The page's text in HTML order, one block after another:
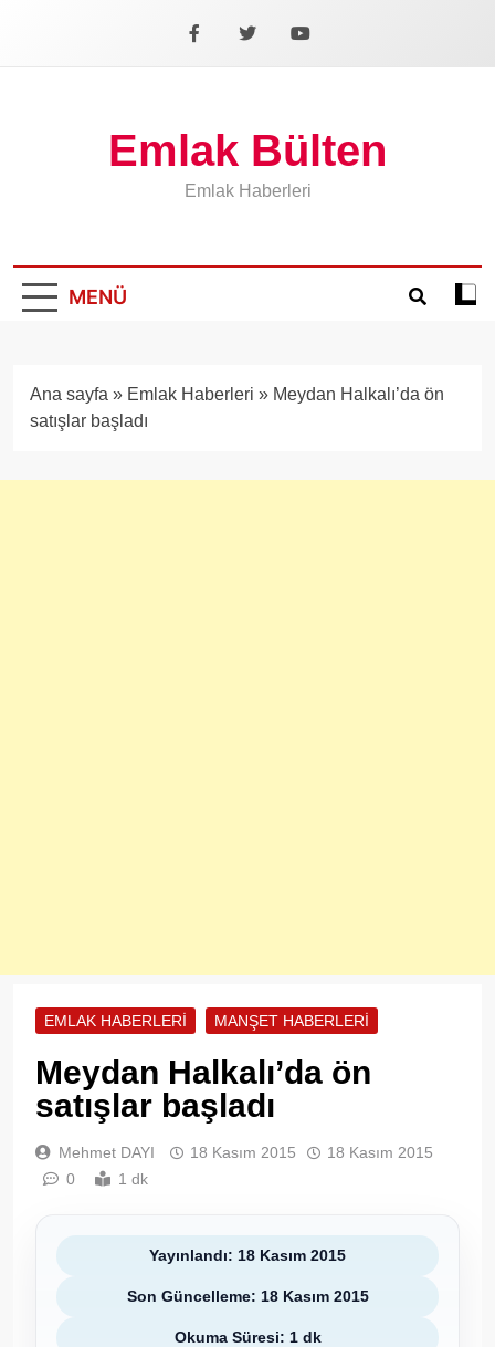
Facebook
X YouTube
Emlak Bülten
Emlak Haberleri
MENÜ
Koyu
Ana sayfa » Emlak Haberleri » Meydan Halkalı’da ön
satışlar başladı
EMLAK HABERLERI MANŞET HABERLERI
Meydan Halkalı’da ön
satışlar başladı
Mehmet DAYI 18 Kasım 2015
18 Kasım 2015
0
1 dk
Yayınlandı: 18 Kasım 2015
Son Güncelleme: 18 Kasım 2015
Okuma Süresi: 1 dk